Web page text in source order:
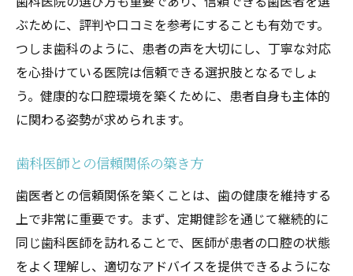
ぶために、評判や口コミを参考にすることも有効です。
つしま歯科のように、患者の声を大切にし、丁寧な対応
を心掛けている医院は信頼できる選択肢となるでしょ
う。健康的な口腔環境を築くために、患者自身も主体的
に関わる姿勢が求められます。
歯科医師との信頼関係の築き方
歯医者との信頼関係を築くことは、歯の健康を維持する
上で非常に重要です。まず、定期健診を通じて継続的に
同じ歯科医師を訪れることで、医師が患者の口腔の状態
をよく理解し、適切なアドバイスを提供できるようにな